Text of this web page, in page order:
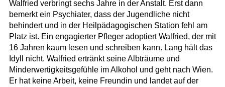
Walfried verbringt sechs Jahre in der Anstalt. Erst dann
bemerkt ein Psychiater, dass der Jugendliche nicht
behindert und in der Heilpädagogischen Station fehl am
Platz ist. Ein engagierter Pfleger adoptiert Walfried, der mit
16 Jahren kaum lesen und schreiben kann. Lang hält das
Idyll nicht. Walfried ertränkt seine Albträume und
Minderwertigkeitsgefühle im Alkohol und geht nach Wien.
Er hat keine Arbeit, keine Freundin und landet auf der